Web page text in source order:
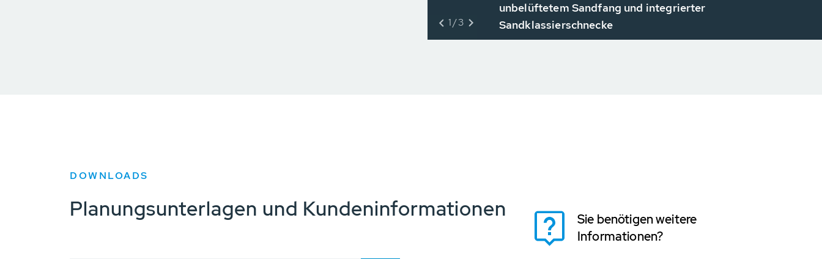
unbelüftetem Sandfang und integrierter
Sandklassierschnecke
1/3
DOWNLOADS
Planungsunterlagen und Kundeninformationen
Sie benötigen weitere
Informationen?